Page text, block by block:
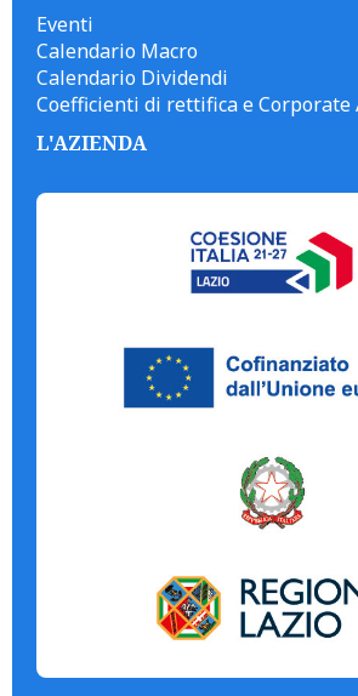
Eventi
Calendario Macro
Calendario Dividendi
Coefficienti di rettifica e Corporate
L'AZIENDA